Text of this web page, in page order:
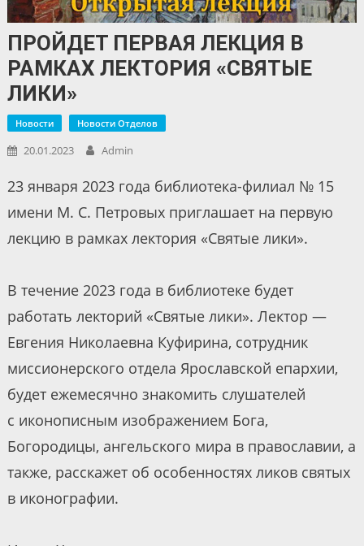
ПРОЙДЕТ ПЕРВАЯ ЛЕКЦИЯ В
РАМКАХ ЛЕКТОРИЯ «СВЯТЫЕ
ЛИКИ»
Новости Новости Отделов
20.01.2023 Admin
23 января 2023 года библиотека-филиал № 15
имени М. С. Петровых приглашает на первую
лекцию в рамках лектория «Святые лики».
В течение 2023 года в библиотеке будет
работать лекторий «Святые лики». Лектор —
Евгения Николаевна Куфирина, сотрудник
миссионерского отдела Ярославской епархии,
будет ежемесячно знакомить слушателей
с иконописным изображением Бога,
Богородицы, ангельского мира в православии, а
также, расскажет об особенностях ликов святых
в иконографии.